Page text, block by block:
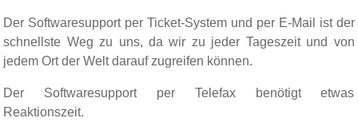
Der Softwaresupport per Ticket-System und per E-Mail ist der
schnellste Weg zu uns, da wir zu jeder Tageszeit und von
jedem Ort der Welt darauf zugreifen können.
Der Softwaresupport per Telefax benötigt etwas
Reaktionszeit.